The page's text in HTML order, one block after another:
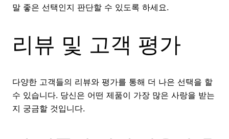
말 좋은 선택인지 판단할 수 있도록 하세요.
리뷰 및 고객 평가
다양한 고객들의 리뷰와 평가를 통해 더 나은 선택을 할
수 있습니다. 당신은 어떤 제품이 가장 많은 사랑을 받는
지 궁금할 것입니다.